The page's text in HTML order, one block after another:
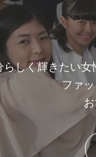
らしく輝きたい女
ファ